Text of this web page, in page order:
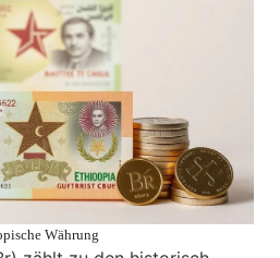
Währung